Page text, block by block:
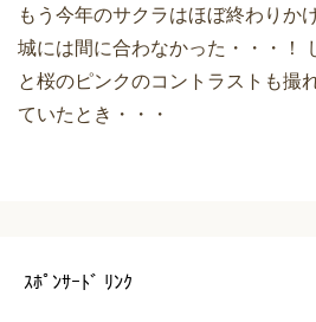
もう今年のサクラはほぼ終わりか
城には間に合わなかった・・・！
と桜のピンクのコントラストも撮
ていたとき・・・
ｽﾎﾟﾝｻｰﾄﾞ ﾘﾝｸ